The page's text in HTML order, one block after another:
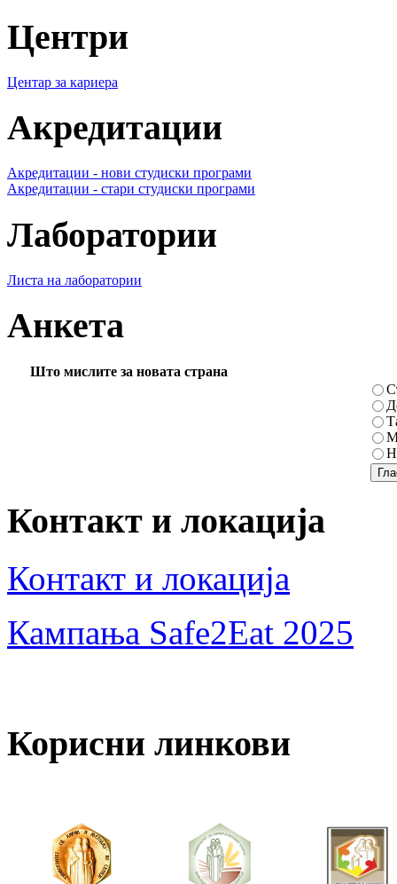
Центри
Центар за кариера
Акредитации
Акредитации - нови студиски програми
Акредитации - стари студиски програми
Лаборатории
Листа на лаборатории
Анкета
Што мислите за новата страна
Контакт и локација
Контакт и локација
Кампања Safe2Eat 2025
Корисни линкови